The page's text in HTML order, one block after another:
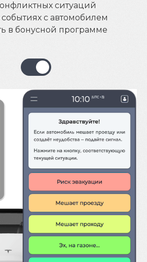
ситуаций
событиях с автомобилем
в бонусной программе